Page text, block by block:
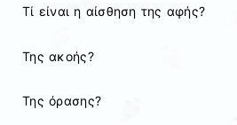
Τί είναι η αίσθηση της αφής?
Της ακοής?
Της όρασης?